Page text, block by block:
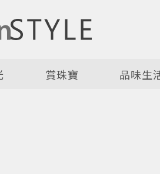
賞珠寶 品味生